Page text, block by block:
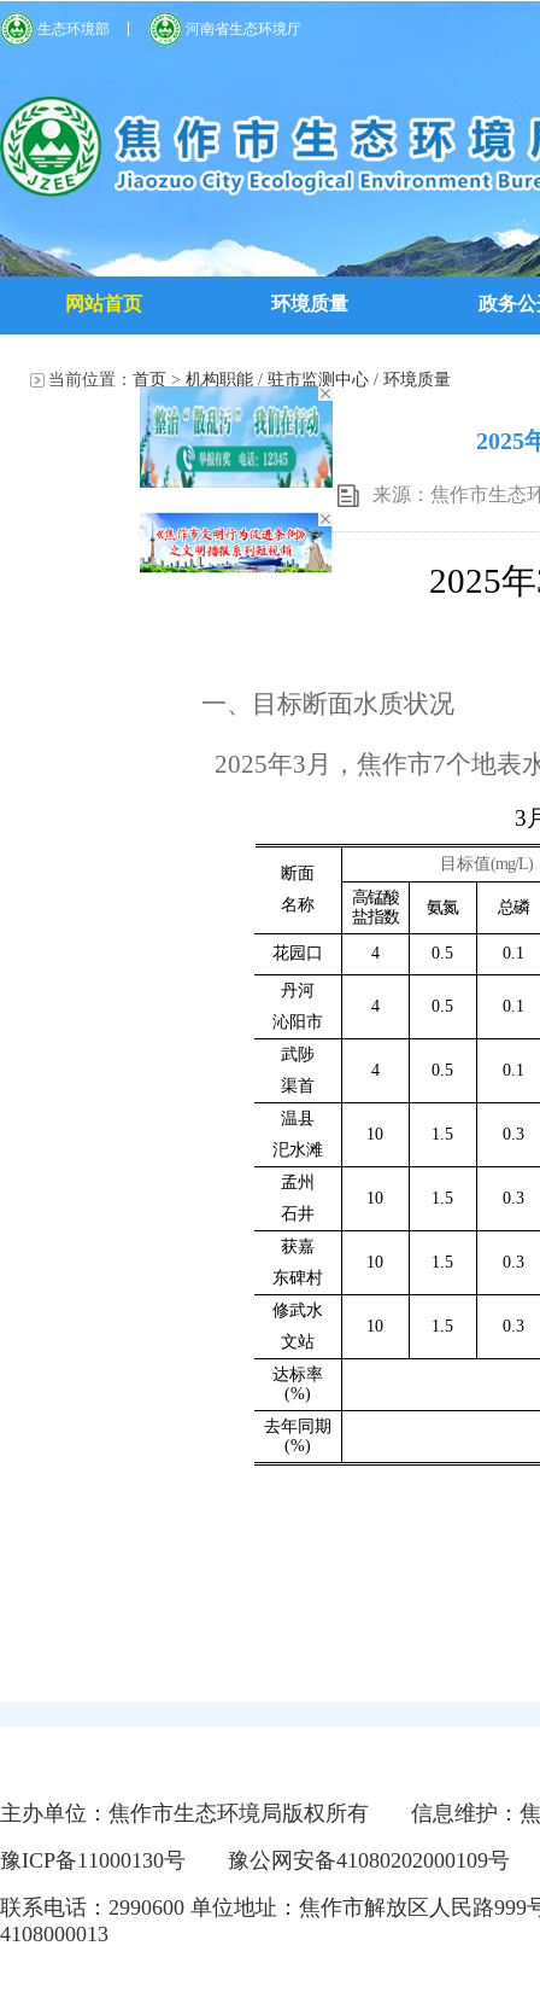
生态环境部 河南省生态环境厅
网站首页 环境质量 政务公
当前位置： 首页 > 机构职能 / 驻市监测中心 / 环境质量
2025
来源：焦作市生态
2025
一、目标断面水质状况
2025年3月 ， 焦作市7个地表
3
断面
名称
目标值(mg/L)
高锰酸
盐指数
氨氮 总磷
花园口 4 0.5 0.1
丹河
沁阳市
4 0.5 0.1
武陟
渠首
4 0.5 0.1
温县
汜水滩
10 1.5 0.3
孟州
石井
10 1.5 0.3
获嘉
东碑村
10 1.5 0.3
修武水
文站
10 1.5 0.3
达标率
(%)
去年同期
(%)
主办单位：焦作市生态环境局版权所有
信息维护：
豫ICP备11000130号
豫公网安备41080202000109号
联系电话：2990600 单位地址：焦作市解放区人民路999
4108000013